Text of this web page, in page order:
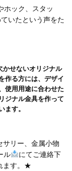
ホック、スタッ
いたという声をた
かせないオリジナル
作る方には、デザイ
使用用途に合わせた
ジナル金具を作って
ます。
リー、金属小物
ル
にてご連絡下
ます。★